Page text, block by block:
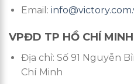
Email:
VPĐD TP HỒ CHÍ MINH
Địa chỉ: Số 91 Nguyễn
Chí Minh